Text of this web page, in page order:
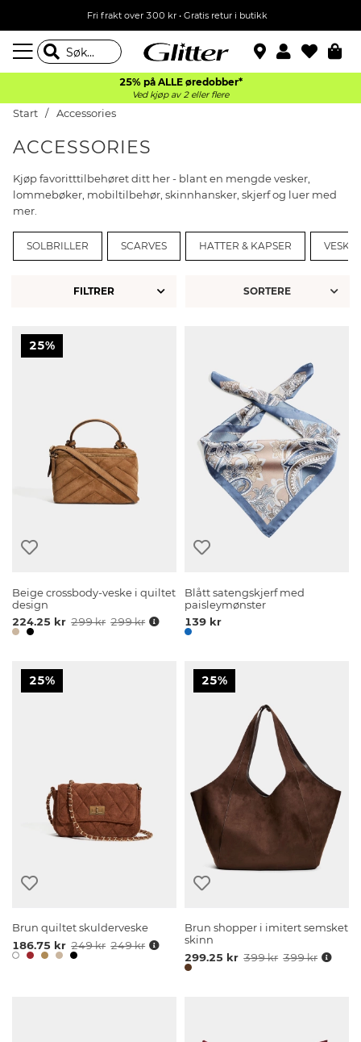
Fri frakt over 300 kr • Gratis retur i butikk
25% på ALLE øredobber*
Ved kjøp av 2 eller flere
Start Accessories
ACCESSORIES
Kjøp favoritttilbehøret ditt her - blant en mengde vesker,
lommebøker, mobiltilbehør, skinnhansker, skjerf og luer med
mer.
SOLBRILLER SCARVES HATTER & KAPSER
FILTRER
25%
Beige crossbody-veske i quiltet
design
224.25 kr 299 kr 299 kr
Blått satengskjerf med
paisleymønster
139 kr
25%
Brun quiltet skulderveske
186.75 kr 249 kr 249 kr
25%
Brun shopper i imitert semsket
skinn
299.25 kr 399 kr 399 kr